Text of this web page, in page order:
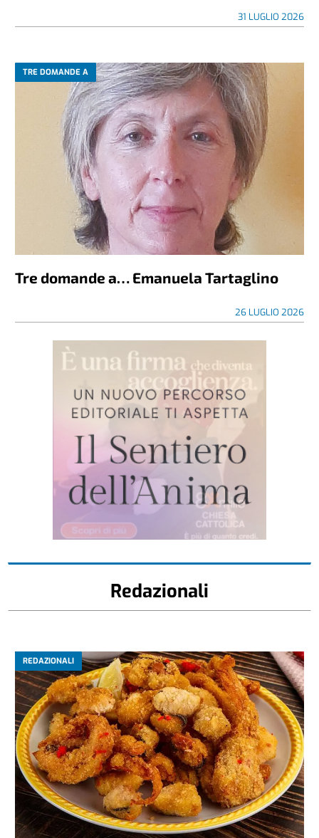
31 LUGLIO 2026
TRE DOMANDE A
Tre domande a… Emanuela Tartaglino
26 LUGLIO 2026
Redazionali
REDAZIONALI